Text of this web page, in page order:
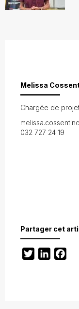
Melissa
Chargée de
032 727 24 19
Partager cet
TwitterLinkedIn